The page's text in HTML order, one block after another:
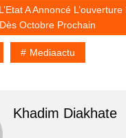
A Annoncé
Octobre Prochain
Mediaactu
Khadim Diakhate